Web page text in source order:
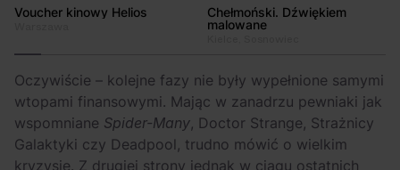
Voucher kinowy Helios
Chełmoński. Dźwiękiem
malowane
Oczywiście – kolejne fazy nie były wypełnione samymi
wtopami finansowymi. Mając w zanadrzu pewniaki jak
wspomniane Spider-Many , Doctor Strange, Strażnicy
Galaktyki czy Deadpool, trudno mówić o wielkim
kryzysie. Z drugiej strony jednak w ciągu ostatnich